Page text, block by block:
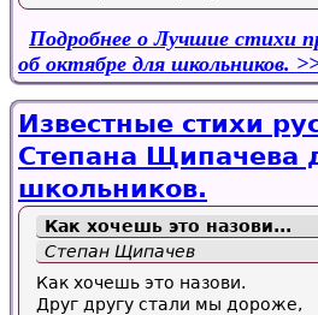
Подробнее о Лучшие стихи
об октябре для школьников.
Известные стихи
Степана Щипачева
школьников.
Как хочешь это назови...
Степан Щипачев
Как хочешь это назови.
Друг другу стали мы дороже,